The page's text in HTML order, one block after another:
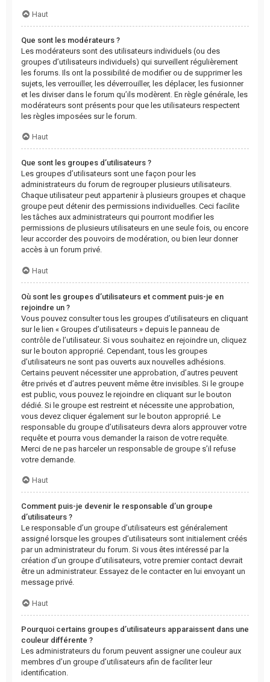
Haut
Que sont les modérateurs ?
Les modérateurs sont des utilisateurs individuels (ou des
groupes d’utilisateurs individuels) qui surveillent régulièrement
les forums. Ils ont la possibilité de modifier ou de supprimer les
sujets, les verrouiller, les déverrouiller, les déplacer, les fusionner
et les diviser dans le forum qu’ils modèrent. En règle générale, les
modérateurs sont présents pour que les utilisateurs respectent
les règles imposées sur le forum.
Haut
Que sont les groupes d’utilisateurs ?
Les groupes d’utilisateurs sont une façon pour les
administrateurs du forum de regrouper plusieurs utilisateurs.
Chaque utilisateur peut appartenir à plusieurs groupes et chaque
groupe peut détenir des permissions individuelles. Ceci facilite
les tâches aux administrateurs qui pourront modifier les
permissions de plusieurs utilisateurs en une seule fois, ou encore
leur accorder des pouvoirs de modération, ou bien leur donner
accès à un forum privé.
Haut
Où sont les groupes d’utilisateurs et comment puis-je en
rejoindre un ?
Vous pouvez consulter tous les groupes d’utilisateurs en cliquant
sur le lien « Groupes d’utilisateurs » depuis le panneau de
contrôle de l’utilisateur. Si vous souhaitez en rejoindre un, cliquez
sur le bouton approprié. Cependant, tous les groupes
d’utilisateurs ne sont pas ouverts aux nouvelles adhésions.
Certains peuvent nécessiter une approbation, d’autres peuvent
être privés et d’autres peuvent même être invisibles. Si le groupe
est public, vous pouvez le rejoindre en cliquant sur le bouton
dédié. Si le groupe est restreint et nécessite une approbation,
vous devez cliquer également sur le bouton approprié. Le
responsable du groupe d’utilisateurs devra alors approuver votre
requête et pourra vous demander la raison de votre requête.
Merci de ne pas harceler un responsable de groupe s’il refuse
votre demande.
Haut
Comment puis-je devenir le responsable d’un groupe
d’utilisateurs ?
Le responsable d’un groupe d’utilisateurs est généralement
assigné lorsque les groupes d’utilisateurs sont initialement créés
par un administrateur du forum. Si vous êtes intéressé par la
création d’un groupe d’utilisateurs, votre premier contact devrait
être un administrateur. Essayez de le contacter en lui envoyant un
message privé.
Haut
Pourquoi certains groupes d’utilisateurs apparaissent dans une
couleur différente ?
Les administrateurs du forum peuvent assigner une couleur aux
membres d’un groupe d’utilisateurs afin de faciliter leur
identification.